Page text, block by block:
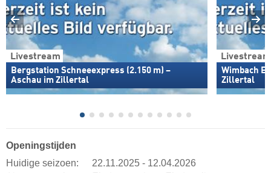
Livestream
Bergstation Schneeexpress (2.150 m) –
Aschau im Zillertal
Livestream
Wimbach
Zillertal
Openingstijden
Huidige seizoen:
22.11.2025 - 12.04.2026